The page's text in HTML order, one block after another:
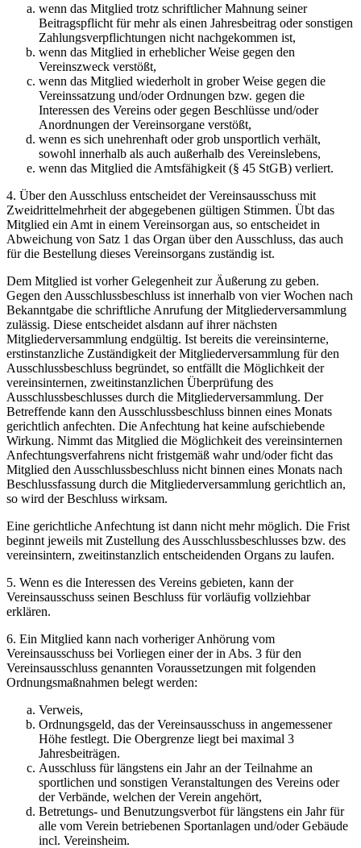
wenn das Mitglied trotz schriftlicher Mahnung seiner
Beitragspflicht für mehr als einen Jahresbeitrag oder sonstigen
Zahlungsverpflichtungen nicht nachgekommen ist,
wenn das Mitglied in erheblicher Weise gegen den
Vereinszweck verstößt,
wenn das Mitglied wiederholt in grober Weise gegen die
Vereinssatzung und/oder Ordnungen bzw. gegen die
Interessen des Vereins oder gegen Beschlüsse und/oder
Anordnungen der Vereinsorgane verstößt,
wenn es sich unehrenhaft oder grob unsportlich verhält,
sowohl innerhalb als auch außerhalb des Vereinslebens,
wenn das Mitglied die Amtsfähigkeit (§ 45 StGB) verliert.
4. Über den Ausschluss entscheidet der Vereinsausschuss mit
Zweidrittelmehrheit der abgegebenen gültigen Stimmen. Übt das
Mitglied ein Amt in einem Vereinsorgan aus, so entscheidet in
Abweichung von Satz 1 das Organ über den Ausschluss, das auch
für die Bestellung dieses Vereinsorgans zuständig ist.
Dem Mitglied ist vorher Gelegenheit zur Äußerung zu geben.
Gegen den Ausschlussbeschluss ist innerhalb von vier Wochen nach
Bekanntgabe die schriftliche Anrufung der Mitgliederversammlung
zulässig. Diese entscheidet alsdann auf ihrer nächsten
Mitgliederversammlung endgültig. Ist bereits die vereinsinterne,
erstinstanzliche Zuständigkeit der Mitgliederversammlung für den
Ausschlussbeschluss begründet, so entfällt die Möglichkeit der
vereinsinternen, zweitinstanzlichen Überprüfung des
Ausschlussbeschlusses durch die Mitgliederversammlung. Der
Betreffende kann den Ausschlussbeschluss binnen eines Monats
gerichtlich anfechten. Die Anfechtung hat keine aufschiebende
Wirkung. Nimmt das Mitglied die Möglichkeit des vereinsinternen
Anfechtungsverfahrens nicht fristgemäß wahr und/oder ficht das
Mitglied den Ausschlussbeschluss nicht binnen eines Monats nach
Beschlussfassung durch die Mitgliederversammlung gerichtlich an,
so wird der Beschluss wirksam.
Eine gerichtliche Anfechtung ist dann nicht mehr möglich. Die Frist
beginnt jeweils mit Zustellung des Ausschlussbeschlusses bzw. des
vereinsintern, zweitinstanzlich entscheidenden Organs zu laufen.
5. Wenn es die Interessen des Vereins gebieten, kann der
Vereinsausschuss seinen Beschluss für vorläufig vollziehbar
erklären.
6. Ein Mitglied kann nach vorheriger Anhörung vom
Vereinsausschuss bei Vorliegen einer der in Abs. 3 für den
Vereinsausschluss genannten Voraussetzungen mit folgenden
Ordnungsmaßnahmen belegt werden:
Verweis,
Ordnungsgeld, das der Vereinsausschuss in angemessener
Höhe festlegt. Die Obergrenze liegt bei maximal 3
Jahresbeiträgen.
Ausschluss für längstens ein Jahr an der Teilnahme an
sportlichen und sonstigen Veranstaltungen des Vereins oder
der Verbände, welchen der Verein angehört,
Betretungs- und Benutzungsverbot für längstens ein Jahr für
alle vom Verein betriebenen Sportanlagen und/oder Gebäude
incl. Vereinsheim.